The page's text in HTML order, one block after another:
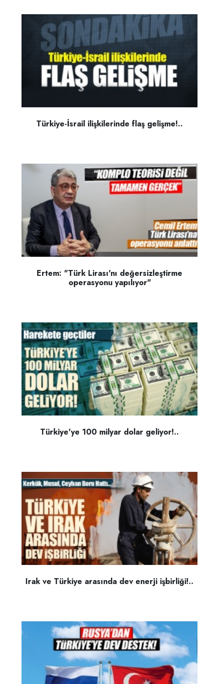
Türkiye-İsrail ilişkilerinde flaş gelişme!..
Ertem: "Türk Lirası'nı değersizleştirme
operasyonu yapılıyor"
Türkiye'ye 100 milyar dolar geliyor!..
Irak ve Türkiye arasında dev enerji işbirliği!..